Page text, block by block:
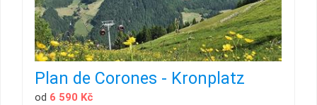
Plan de Corones - Kronplatz
od 6 590 Kč